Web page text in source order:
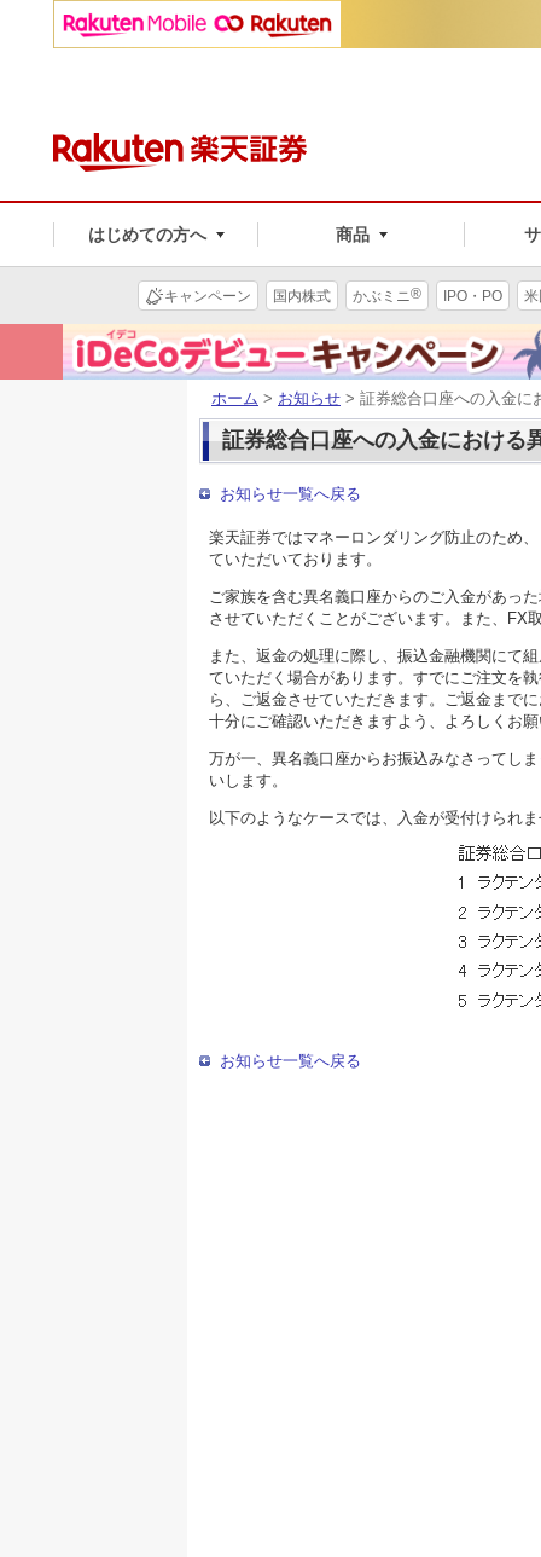
はじめての方へ 商品
キャンペーン 国内株式 かぶミニ® IPO・PO
ホーム > お知らせ > 証券総合口座への入金に
証券総合口座への入金における
お知らせ一覧へ戻る
楽天証券ではマネーロンダリング防止のため
ていただいております。
ご家族を含む異名義口座からのご入金があっ
させていただくことがございます。また、FX
また、返金の処理に際し、振込金融機関にて
ていただく場合があります。すでにご注文を
ら、ご返金させていただきます。ご返金まで
十分にご確認いただきますよう、よろしくお
万が一、異名義口座からお振込みなさってし
いします。
以下のようなケースでは、入金が受付けられ
お知らせ一覧へ戻る